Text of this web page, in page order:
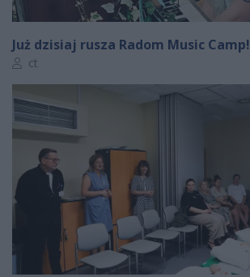
Już dzisiaj rusza Radom Music Camp!
Autor artykułu:
ct